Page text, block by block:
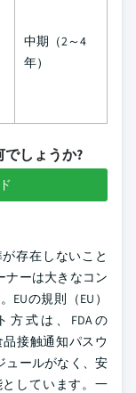
中期（2～4
年）
しょうか?
存在しないこと
ナーは大きなコン
の規則（EU）
方式は、FDAの
品接触通知パスウ
ュールがなく、安
しています。一